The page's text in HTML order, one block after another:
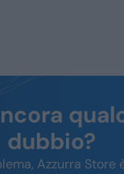
dubbio?
Azzurra Store